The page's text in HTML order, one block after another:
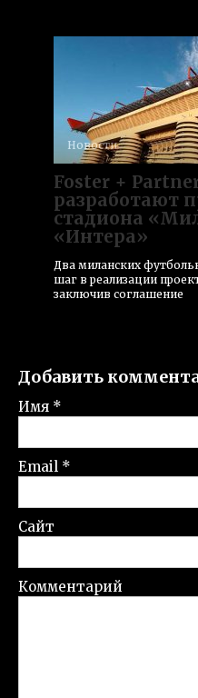
Новости
Foster +
разработают
стадиона
«Интера»
Два миланских
шаг в реализации
заключив соглашение
Добавить
Имя *
Email *
Сайт
Комментарий